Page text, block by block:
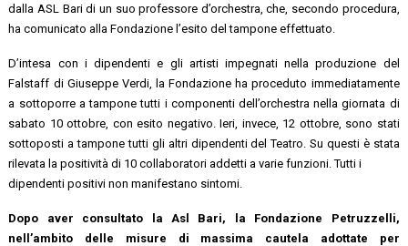
dalla ASL Bari di un suo professore d’orchestra, che, secondo procedura,
ha comunicato alla Fondazione l’esito del tampone effettuato.
D’intesa con i dipendenti e gli artisti impegnati nella produzione del
Falstaff di Giuseppe Verdi, la Fondazione ha proceduto immediatamente
a sottoporre a tampone tutti i componenti dell’orchestra nella giornata di
sabato 10 ottobre, con esito negativo. Ieri, invece, 12 ottobre, sono stati
sottoposti a tampone tutti gli altri dipendenti del Teatro. Su questi è stata
rilevata la positività di 10 collaboratori addetti a varie funzioni. Tutti i
dipendenti positivi non manifestano sintomi.
Dopo aver consultato la Asl Bari, la Fondazione Petruzzelli,
nell’ambito delle misure di massima cautela adottate per